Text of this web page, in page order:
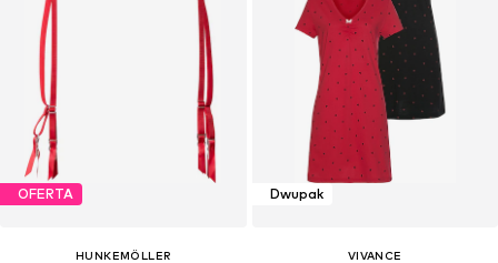
OFERTA
HUNKEMÖLLER
Dwupak
VIVANCE